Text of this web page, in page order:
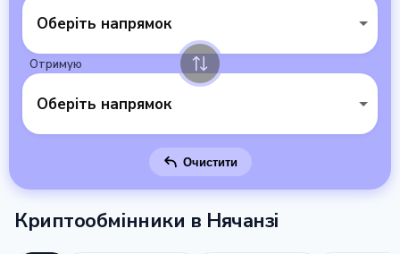
Оберіть напрямок
Отримую
Оберіть напрямок
Очистити
Криптообмінники в Нячанзі